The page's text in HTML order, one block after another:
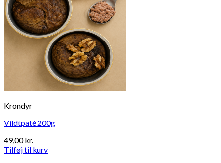
Krondyr
Vildtpaté 200g
49,00kr.
Tilføj til kurv